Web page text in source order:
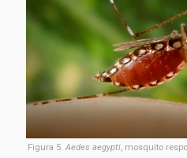
Figura 5. Aedes aegypti, mosquito